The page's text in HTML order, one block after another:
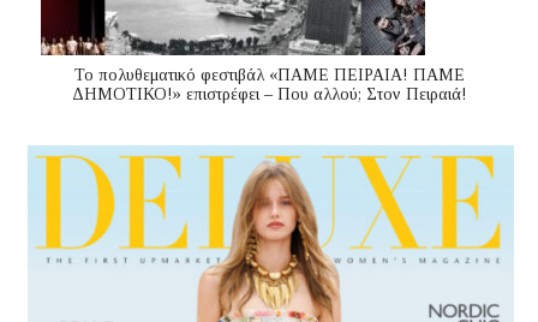
Το πολυθεματικό φεστιβάλ «ΠΑΜΕ ΠΕΙΡΑΙΑ! ΠΑΜΕ
ΔΗΜΟΤΙΚΟ!» επιστρέφει – Που αλλού; Στον Πειραιά!